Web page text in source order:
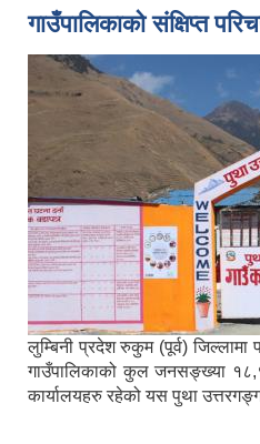
गाउँपालिकाको संक्षिप्त
लुम्बिनी प्रदेश रुकुम (पूर्व)
गाउँपालिकाको कुल जनसङ्ख्या
कार्यालयहरु रहेको यस पुथा